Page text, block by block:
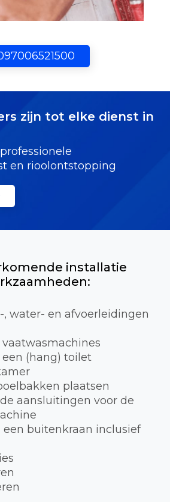
zijn tot elke dienst in
en rioolontstopping
installatie
water- en afvoerleidingen
(hang) toilet
plaatsen
aansluitingen voor de
een buitenkraan inclusief